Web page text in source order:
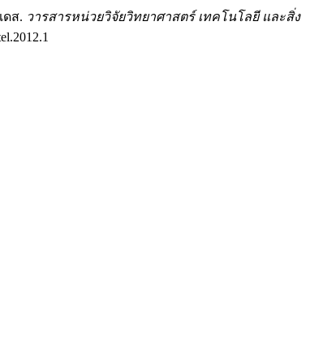
ดส. วารสารหน่วยวิจัยวิทยาศาสตร์ เทคโนโลยี และสิ่ง